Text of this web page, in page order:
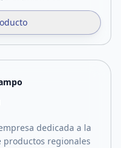
dedicada a la
productos regionales